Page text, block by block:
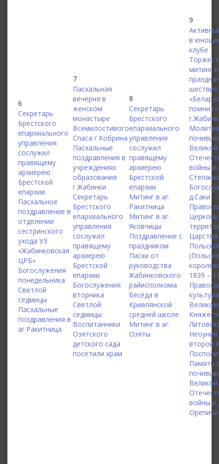
6
Секретарь
Брестского
епархиального
управления
сослужил
правящему
архиерею
Брестской
епархии
Пасхальное
поздравление в
отделении
сестринского
ухода УЗ
«Жабинковская
ЦРБ»
Богослужения
понедельника
Светлой
седмицы
Пасхальные
поздравления в
аг.Ракитница
7
Пасхальная
вечерня в
женском
монастыре
Всемилостивого
Спаса г.Кобрина
Пасхальные
поздравления в
учреждениях
образования
г.Жабинки
Секретарь
Брестского
епархиального
управления
сослужил
правящему
архиерею
Брестской
епархии
Богослужения
вторника
Светлой
седмицы
Воспитанники
Озятского
детского сада
посетили храм
8
Секретарь
Брестского
епархиального
управления
сослужил
правящему
архиерею
Брестской
епархии
Митинг в аг.
Ракитница
Митинг в аг.
Яковчицы
Поздравление с
праздником
Пасхи от
руководства
Жабинковского
райисполкома
Беседа в
Кривлянской
средней школе
Митинг в аг.
Озяты
9
в
клубе
митинг и
шествие
помнит»
Великой
войны в
д.Саки
Царства
1839 –
Великом
второй
Память
Великой
войны в
Орепичи